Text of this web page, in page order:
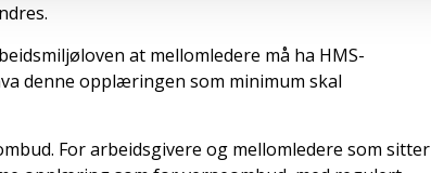
at mellomledere må ha HMS-
denne opplæringen som minimum skal
For arbeidsgivere og mellomledere som sitter